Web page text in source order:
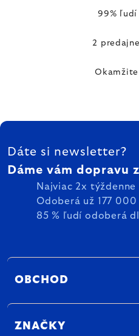
99% ľudí
2
ZÁPÄTIE
Dáte si newsletter?
Dáme vám dopravu
Najviac 2x týždenne
Odoberá už 177
85 % ľudí odoberá
OBCHOD
ZNAČKY